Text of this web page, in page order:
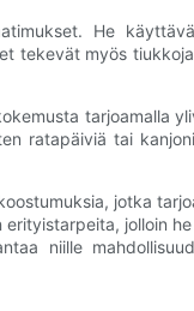
He
tekevät myös
tarjoamalla
ratapäiviä tai
jotka
jolloin
niille